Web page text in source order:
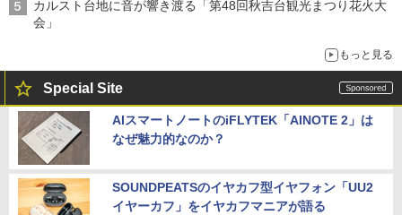
カルスト台地に音が響き渡る「第48回秋吉台観光まつり花火大
会」
もっと見る
Special Site
AIスマートノートのiFLYTEK「AINOTE 2」は
なぜ魅力的なのか？
SOUNDPEATSのイヤカフ型イヤフォン「UU2
イヤーカフ」をイヤカフマニアが語る